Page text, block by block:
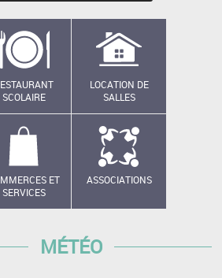
SCOLAIRE
LOCATION DE
SALLES
ET
SERVICES
ASSOCIATIONS
MÉTÉO